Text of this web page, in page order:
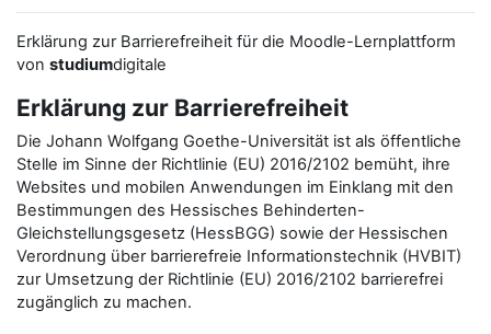
Erklärung zur Barrierefreiheit für die Moodle-Lernplattform
von studiumdigitale
Erklärung zur Barrierefreiheit
Die Johann Wolfgang Goethe-Universität ist als öffentliche
Stelle im Sinne der Richtlinie (EU) 2016/2102 bemüht, ihre
Websites und mobilen Anwendungen im Einklang mit den
Bestimmungen des Hessisches Behinderten-
Gleichstellungsgesetz (HessBGG) sowie der Hessischen
Verordnung über barrierefreie Informationstechnik (HVBIT)
zur Umsetzung der Richtlinie (EU) 2016/2102 barrierefrei
zugänglich zu machen.